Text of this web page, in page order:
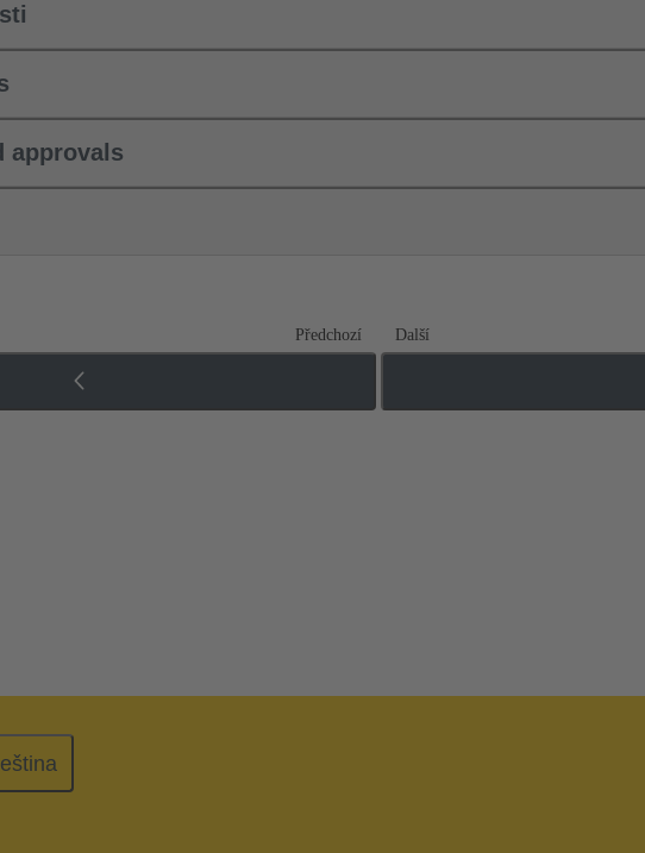
approvals
Předchozí Další